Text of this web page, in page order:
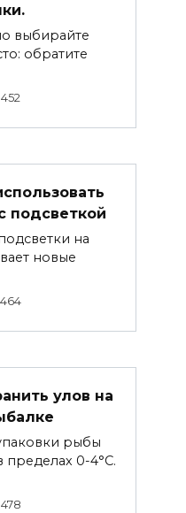
выбирайте
обратите
452
подсветкой
на
новые
464
улов на
рыбы
пределах 0-4°C.
478